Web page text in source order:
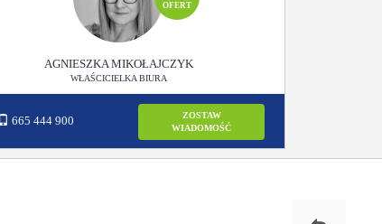
OFERT
AGNIESZKA MIKOŁAJCZYK
WŁAŚCICIELKA BIURA
665 444 900
ZOSTAW
WIADOMOŚĆ